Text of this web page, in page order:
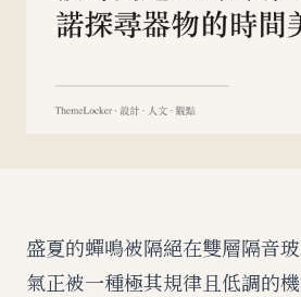
盛夏的蟬鳴被隔絕在雙層隔音
氣正被一種極其規律且低調的